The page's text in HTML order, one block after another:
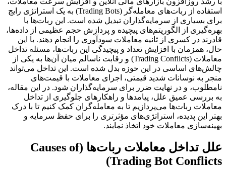
استفاده از ربات‌های معامله‌گر (Trading Bots) به یک استراتژی رایج
برای بسیاری از سرمایه‌گذاران تبدیل شده است. این ربات‌ها با
بهره‌گیری از الگوریتم‌های پیچیده و پردازش حجم عظیمی از داده‌ها،
قادرند در کسری از ثانیه معاملات سودآوری را انجام دهند. با این
حال، همزمان با افزایش تعداد و پیچیدگی این ربات‌ها، مسئله تداخل
معاملات (Trading Conflicts) و رقابت ناسالم میان آن‌ها به یکی از
چالش‌های اساسی در این حوزه بدل شده است. این تداخل می‌تواند
منجر به نوسانات شدید قیمتی، اجرای معاملات با قیمت‌های
نامطلوب، و در نهایت ضرر برای سرمایه‌گذاران شود. در این مقاله،
به بررسی عمیق علل، پیامدها و راهکارهای جلوگیری از تداخل
معاملات ربات‌ها می‌پردازیم تا به معامله‌گران کمک کنیم تا با درک
بهتر این پدیده، استراتژی‌های مؤثرتری را برای حفظ سرمایه و
بهینه‌سازی معاملات خود اتخاذ نمایند.
علل تداخل معاملات ربات‌ها (Causes of
Trading Bot Conflicts)